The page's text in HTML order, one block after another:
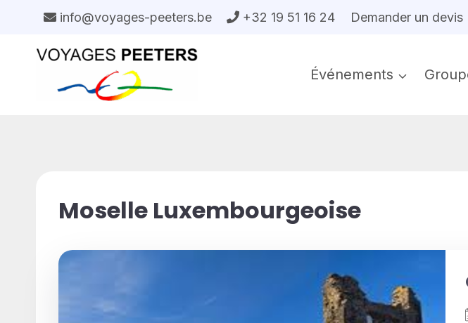
contenu
info@voyages-peeters.be +32 19 51 16 24 Demander un devis
Événements
Moselle Luxembourgeoise